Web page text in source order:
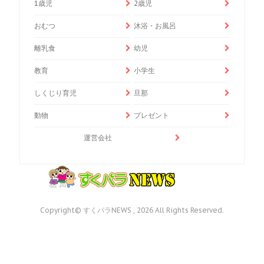
1歳児 2歳児
おむつ 沐浴・お風呂
離乳食 幼児
教育 小学生
しくじり育児 旦那
動物 プレゼント
運営会社
Copyright© すくパラNEWS , 2026 All Rights Reserved.